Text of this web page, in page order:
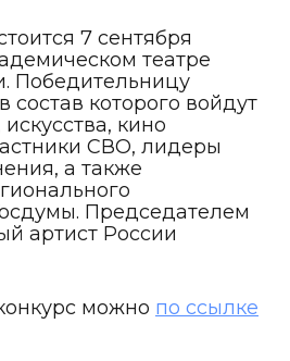
7 сентября
театре
Победительницу
которого войдут
кино
СВО, лидеры
а также
Председателем
артист России
можно по ссылке